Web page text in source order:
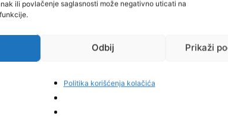
ili povlačenje saglasnosti može negativno uticati na
Odbij Prikaži
Politika korišćenja kolačića
Zavidovići i gradonačelnica Erna Merdić
d.o.o Žepče, HAS SA, Make up corner by
Tilu Lilu, Burger bar Valter, Zlatara AM
Se7en, Retro pub.